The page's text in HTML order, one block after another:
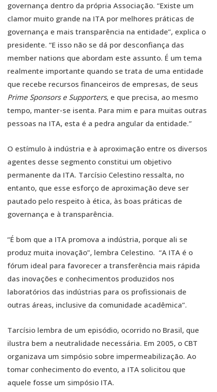
governança dentro da própria Associação. “Existe um
clamor muito grande na ITA por melhores práticas de
governança e mais transparência na entidade”, explica o
presidente. “E isso não se dá por desconfiança das
member nations que abordam este assunto. É um tema
realmente importante quando se trata de uma entidade
que recebe recursos financeiros de empresas, de seus
Prime Sponsors e Supporters, e que precisa, ao mesmo
tempo, manter-se isenta. Para mim e para muitas outras
pessoas na ITA, esta é a pedra angular da entidade.”
O estímulo à indústria e à aproximação entre os diversos
agentes desse segmento constitui um objetivo
permanente da ITA. Tarcísio Celestino ressalta, no
entanto, que esse esforço de aproximação deve ser
pautado pelo respeito à ética, às boas práticas de
governança e à transparência.
“É bom que a ITA promova a indústria, porque ali se
produz muita inovação”, lembra Celestino. “A ITA é o
fórum ideal para favorecer a transferência mais rápida
das inovações e conhecimentos produzidos nos
laboratórios das indústrias para os profissionais de
outras áreas, inclusive da comunidade acadêmica”.
Tarcísio lembra de um episódio, ocorrido no Brasil, que
ilustra bem a neutralidade necessária. Em 2005, o CBT
organizava um simpósio sobre impermeabilização. Ao
tomar conhecimento do evento, a ITA solicitou que
aquele fosse um simpósio ITA.